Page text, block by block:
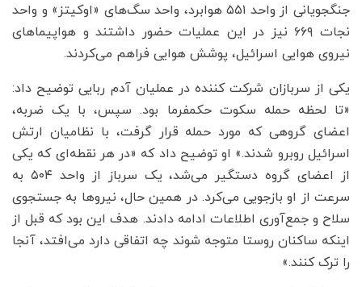
جنگجویانی از واحد ۵۵۱ هوابرد، واحد سگ‌های «اوکیتز» و واحد
نجات ۶۶۹ نیز در این عملیات حضور داشتند و هواپیماهای
نیروی هوایی اسرائیل، پوشش هوایی فراهم می‌کردند.
یکی از سربازان شرکت کننده در عملیان آدم ربایی توضیح داد:
«تا لحظه حمله سکوت حکمفرما بود. سپس، با یک ضربه،
اعضای گروهی که مورد حمله قرار گرفت، با نظامیان ارتش
اسرائیل روبرو شدند.» او توضیح داد که «در هر نقطه‌ای که یکی
از اعضای گروه دستگیر می‌شد، یک سرباز از واحد ۵۰۴ به
سرعت از او بازجویی می‌کرد. در همین حال، نیروها به جستجوی
سلاح و جمع‌آوری اطلاعات ادامه دادند. هدف این بود که قبل از
اینکه ساکنان روستا متوجه شوند چه اتفاقی دارد می‌افتد، آنجا
را ترک کنند.»